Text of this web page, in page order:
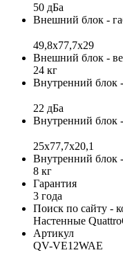
50 дБа
Внешний блок -
49,8x77,7x29
Внешний блок -
24 кг
Внутренний блок
22 дБа
Внутренний блок
25x77,7x20,1
Внутренний блок
8 кг
Гарантия
3 года
Поиск по сайту -
Настенные
Артикул
QV-VE12WAE